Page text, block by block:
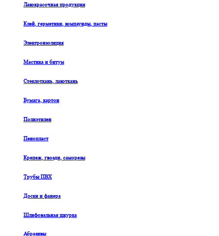
Лакокрасочная продукция
Клей, герметики, компаунды, пасты
Электроизоляция
Мастика и битум
Стеклоткань, лакоткань
Бумага, картон
Полиэтилен
Пенопласт
Крепеж, гвозди, саморезы
Трубы ПВХ
Доски и фанера
Шлифовальная шкурка
Абразивы